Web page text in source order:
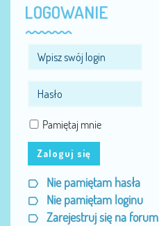
LOGOWANIE
Pamiętaj mnie
Zaloguj się
Nie pamiętam hasła
Nie pamiętam loginu
Zarejestruj się na forum